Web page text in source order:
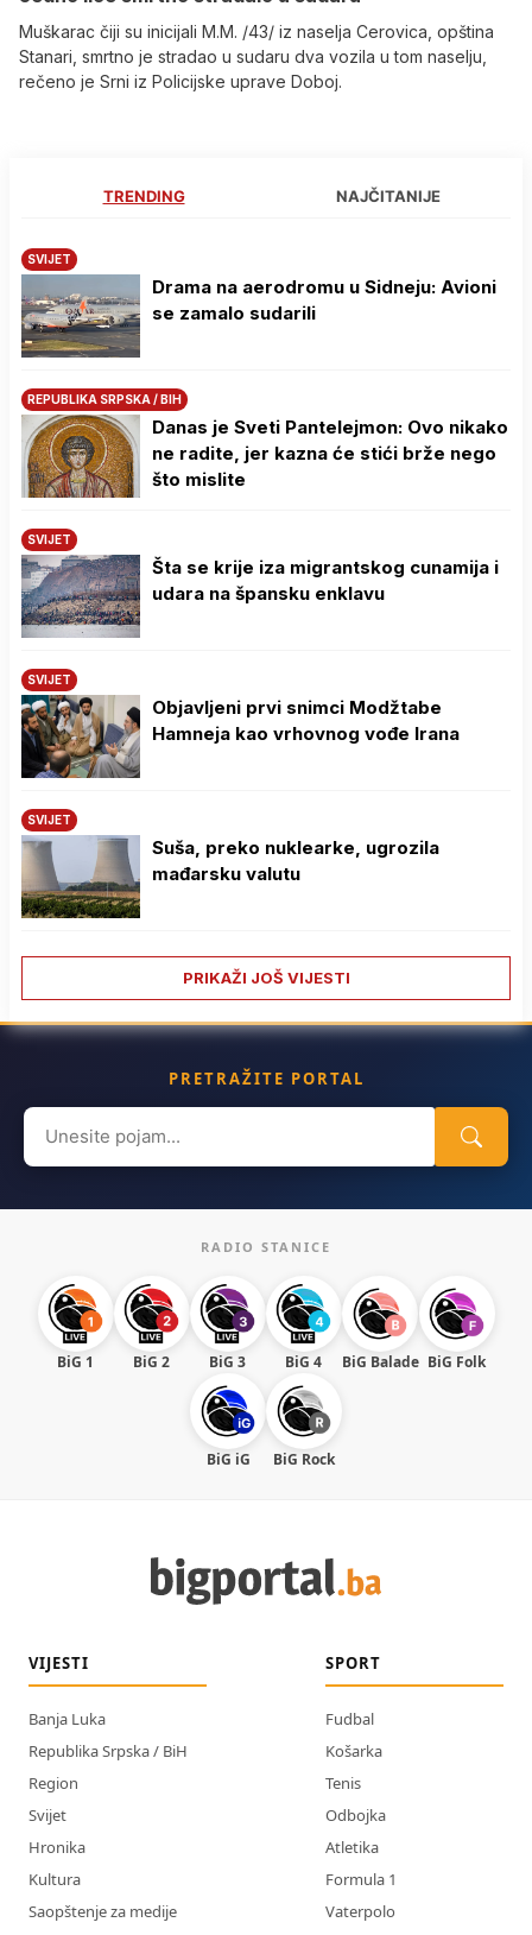
Muškarac čiji su inicijali M.M. /43/ iz naselja Cerovica, opština
Stanari, smrtno je stradao u sudaru dva vozila u tom naselju,
rečeno je Srni iz Policijske uprave Doboj.
TRENDING NAJČITANIJE
SVIJET
Drama na aerodromu u Sidneju: Avioni
se zamalo sudarili
REPUBLIKA SRPSKA / BIH
Danas je Sveti Pantelejmon: Ovo nikako
ne radite, jer kazna će stići brže nego
što mislite
SVIJET
Šta se krije iza migrantskog cunamija i
udara na špansku enklavu
SVIJET
Objavljeni prvi snimci Modžtabe
Hamneja kao vrhovnog vođe Irana
SVIJET
Suša, preko nuklearke, ugrozila
mađarsku valutu
PRIKAŽI JOŠ VIJESTI
PRETRAŽITE PORTAL
Search
for:
RADIO STANICE
BiG 1 BiG 2 BiG 3 BiG 4 BiG Balade BiG Folk
BiG iG BiG Rock
VIJESTI
Banja Luka
Republika Srpska / BiH
Region
Svijet
Hronika
Kultura
Saopštenje za medije
SPORT
Fudbal
Košarka
Tenis
Odbojka
Atletika
Formula 1
Vaterpolo